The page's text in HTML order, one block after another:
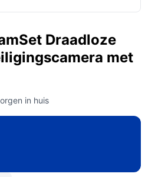
Draadloze
met
in huis